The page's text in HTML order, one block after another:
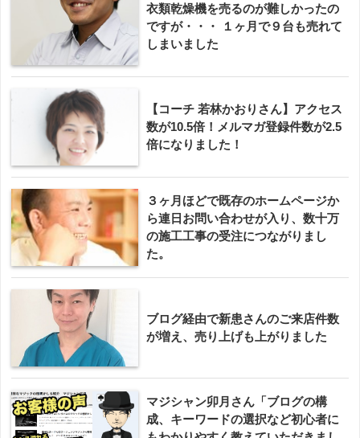
衣類乾燥機を売るのが難しかったの
ですが・・・ １ヶ月で９台も売れて
しまいました
【コーチ 若林かおりさん】アクセス
数が10.5倍！メルマガ登録件数が2.5
倍になりました！
３ヶ月ほどで既存のホームページか
ら連日お問い合わせが入り、数十万
の施工工事の受注につながりまし
た。
ブログ経由で新患さんのご来店件数
が増え、売り上げも上がりました
マジシャン卯月さん「ブログの構
成、キーワードの選択など初心者に